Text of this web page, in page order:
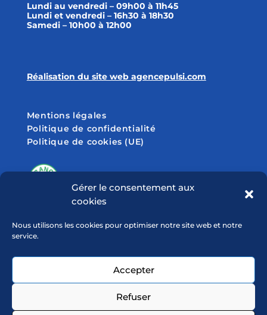
Gérer le consentement aux
cookies
Nous utilisons les cookies pour optimiser notre site web et notre
service.
Accepter
Refuser
Lundi au vendredi – 09h00 à 11h45
Lundi et vendredi – 16h30 à 18h30
Samedi – 10h00 à 12h00
Réalisation du site web agencepulsi.com
Mentions légales
Politique de confidentialité
Politique de cookies (UE)
SUIVEZ-NOUS SUR